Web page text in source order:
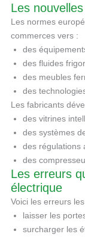
Les
Les normes
commerces vers :
des
des fluides
des meubles
des
Les fabricants
des vitrines
des systèmes
des régulations
des
Les erreurs
électrique
Voici les erreurs
laisser les
surcharger les